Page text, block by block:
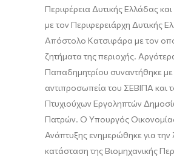
Περιφέρεια Δυτικής Ελλάδας
με τον Περιφερειάρχη Δυτικής
Απόστολο Κατσιφάρα με τον
ζητήματα της περιοχής.
Παπαδημητρίου συναντήθηκε με
αντιπροσωπεία του ΣΕΒΙΠΑ και
Πτυχιούχων Εργοληπτών
Πατρών. Ο Υπουργός
Ανάπτυξης ενημερώθηκε για την
κατάσταση της Βιομηχανικής